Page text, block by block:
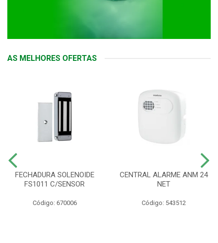
AS MELHORES OFERTAS
FECHADURA SOLENOIDE
FS1011 C/SENSOR
Código: 670006
CENTRAL ALARME ANM 24
NET
Código: 543512